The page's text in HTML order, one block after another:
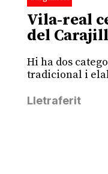
Vila-real
del
Hi ha dos
tradicional i
Lletraferit